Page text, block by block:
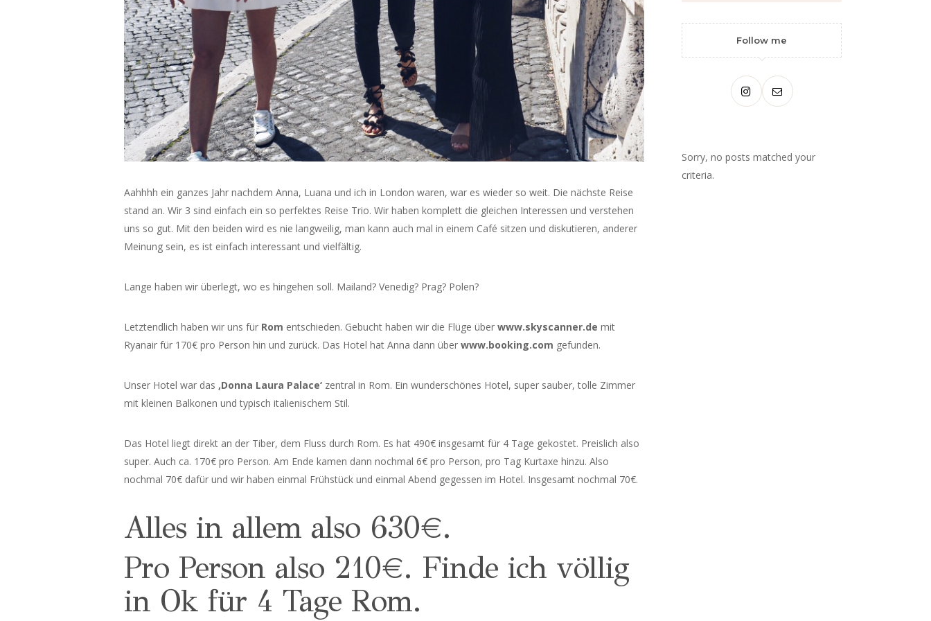
Aahhhh ein ganzes Jahr nachdem Anna, Luana und ich in London waren, war es wieder so weit. Die nächste Reise
stand an. Wir 3 sind einfach ein so perfektes Reise Trio. Wir haben komplett die gleichen Interessen und verstehen
uns so gut. Mit den beiden wird es nie langweilig, man kann auch mal in einem Café sitzen und diskutieren, anderer
Meinung sein, es ist einfach interessant und vielfältig.
Lange haben wir überlegt, wo es hingehen soll. Mailand? Venedig? Prag? Polen?
Letztendlich haben wir uns für Rom entschieden. Gebucht haben wir die Flüge überwww.skyscanner.de mit
Ryanair für 170€ pro Person hin und zurück. Das Hotel hat Anna dann überwww.booking.com gefunden.
Unser Hotel war das ‚Donna Laura Palace‘ zentral in Rom. Ein wunderschönes Hotel, super sauber, tolle Zimmer
mit kleinen Balkonen und typisch italienischem Stil.
Das Hotel liegt direkt an der Tiber, dem Fluss durch Rom. Es hat 490€ insgesamt für 4 Tage gekostet. Preislich also
super. Auch ca. 170€ pro Person. Am Ende kamen dann nochmal 6€ pro Person, pro Tag Kurtaxe hinzu. Also
nochmal 70€ dafür und wir haben einmal Frühstück und einmal Abend gegessen im Hotel. Insgesamt nochmal 70€.
Alles in allem also 630€.
Pro Person also 210€. Finde ich völlig
in Ok für 4 Tage Rom.
Follow me
Sorry, no posts matched your
criteria.